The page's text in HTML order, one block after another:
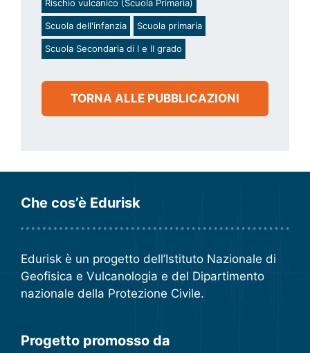
Rischio vulcanico (Scuola Primaria)
Scuola dell'infanzia Scuola primaria
Scuola Secondaria di I e II grado
TORNA ALLE PUBBLICAZIONI
Che cos’è Edurisk
Edurisk è un progetto dell’Istituto Nazionale di
Geofisica e Vulcanologia e del Dipartimento
nazionale della Protezione Civile.
Progetto promosso da